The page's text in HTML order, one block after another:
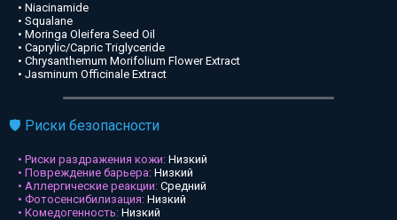
• Niacinamide
• Squalane
• Moringa Oleifera Seed Oil
• Caprylic/Capric Triglyceride
• Chrysanthemum Morifolium Flower Extract
• Jasminum Officinale Extract
🛡️ Риски безопасности
• Риски раздражения кожи: Низкий
• Повреждение барьера: Низкий
• Аллергические реакции: Средний
• Фотосенсибилизация: Низкий
• Комедогенность: Низкий